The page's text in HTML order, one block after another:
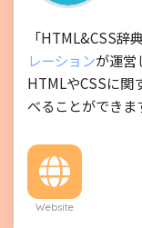
「HTML&CSS辞
レーションが運営
HTMLやCSSに関
べることができま
Website